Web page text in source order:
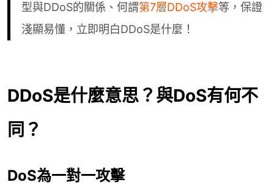
FAQ
型與DDoS的關係、何謂第7層DDoS攻擊等，保證
淺顯易懂，立即明白DDoS是什麼！
DDoS是什麼意思？與DoS有何不
同？
DoS為一對一攻擊